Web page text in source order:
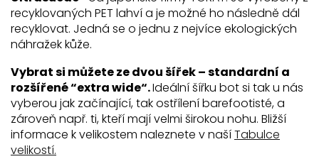
recyklovaných PET lahví a je možné ho následně dál
recyklovat. Jedná se o jednu z nejvíce ekologických
náhražek kůže.
Vybrat si můžete ze dvou šířek – standardní a
rozšířené “extra wide“.Ideální šířku bot si tak u nás
vyberou jak začínající, tak ostřílení barefootisté, a
zároveň např. ti, kteří mají velmi širokou nohu. Bližší
informace k velikostem naleznete v našíTabulce
velikostí.